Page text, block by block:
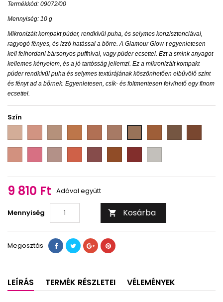
Termékkód: 09072/00
Mennyiség: 10 g
Mikronizált kompakt púder, rendkívül puha, és selymes konzisztenciával,
ragyogó fényes, és izzó hatással a bőrre. A Glamour Glow-t egyenletesen
kell felhordani bársonyos puffnival, vagy púder ecsettel. Ezt a smink anyagot
kellemes kényelem, és a jó tartósság jellemzi. Ez a mikronizált kompakt
púder rendkívül puha és selymes textúrájának köszönhetően elbűvölő színt
és fényt ad a bőrnek. Egyenletesen, csík- és foltmentesen felvihető egy finom
ecsettel.
Szín
tan
peach
agais tan
kissedtan
sun
rose summer
mauverose sensation
moon plum
passionblush
9 810 Ft Adóval együtt
Mennyiség  Kosárba
Megosztás
LEÍRÁS TERMÉK RÉSZLETEI VÉLEMÉNYEK